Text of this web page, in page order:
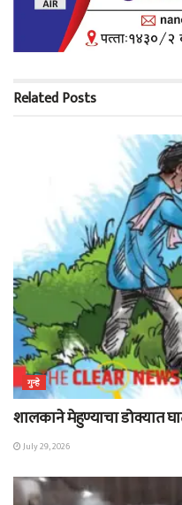
RelatedPosts
गुन्हे
शालकाने मेहुण्याचा डोक्यात
July 29, 2026